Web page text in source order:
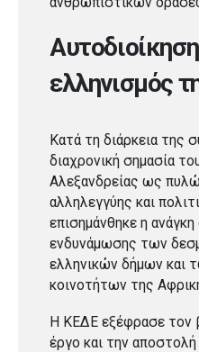
ελληνισμός
Κατά τη διάρκεια της
διαχρονική σημασία
Αλεξανδρείας ως
αλληλεγγύης και
επισημάνθηκε η ανάγκη
ενδυνάμωσης των
ελληνικών δήμων και
κοινοτήτων της
Η ΚΕΔΕ εξέφρασε τον
έργο και την